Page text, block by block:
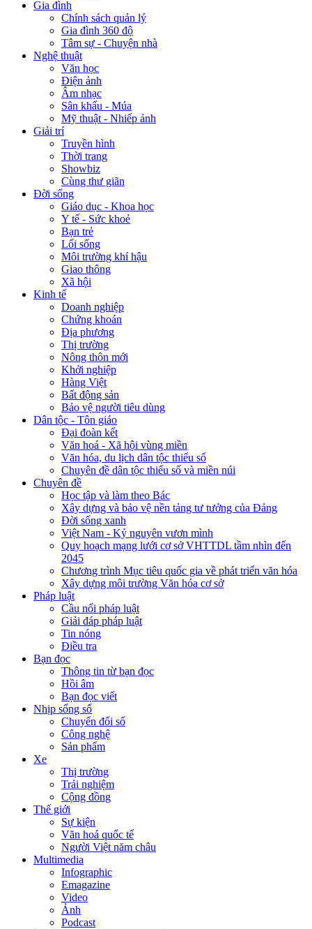
Gia đình
Chính sách quản lý
Gia đình 360 độ
Tâm sự - Chuyện nhà
Nghệ thuật
Văn học
Điện ảnh
Âm nhạc
Sân khấu - Múa
Mỹ thuật - Nhiếp ảnh
Giải trí
Truyền hình
Thời trang
Showbiz
Cùng thư giãn
Đời sống
Giáo dục - Khoa học
Y tế - Sức khoẻ
Bạn trẻ
Lối sống
Môi trường khí hậu
Giao thông
Xã hội
Kinh tế
Doanh nghiệp
Chứng khoán
Địa phương
Thị trường
Nông thôn mới
Khởi nghiệp
Hàng Việt
Bất động sản
Bảo vệ người tiêu dùng
Dân tộc - Tôn giáo
Đại đoàn kết
Văn hoá - Xã hội vùng miền
Văn hóa, du lịch dân tộc thiểu số
Chuyên đề dân tộc thiểu số và miền núi
Chuyên đề
Học tập và làm theo Bác
Xây dựng và bảo vệ nền tảng tư tưởng của Đảng
Đời sống xanh
Việt Nam - Kỷ nguyên vươn mình
Quy hoạch mạng lưới cơ sở VHTTDL tầm nhìn đến
2045
Chương trình Mục tiêu quốc gia về phát triển văn hóa
Xây dựng môi trường Văn hóa cơ sở
Pháp luật
Cầu nối pháp luật
Giải đáp pháp luật
Tin nóng
Điều tra
Bạn đọc
Thông tin từ bạn đọc
Hồi âm
Bạn đọc viết
Nhịp sống số
Chuyển đổi số
Công nghệ
Sản phẩm
Xe
Thị trường
Trải nghiệm
Cộng đồng
Thế giới
Sự kiện
Văn hoá quốc tế
Người Việt năm châu
Multimedia
Infographic
Emagazine
Video
Ảnh
Podcast